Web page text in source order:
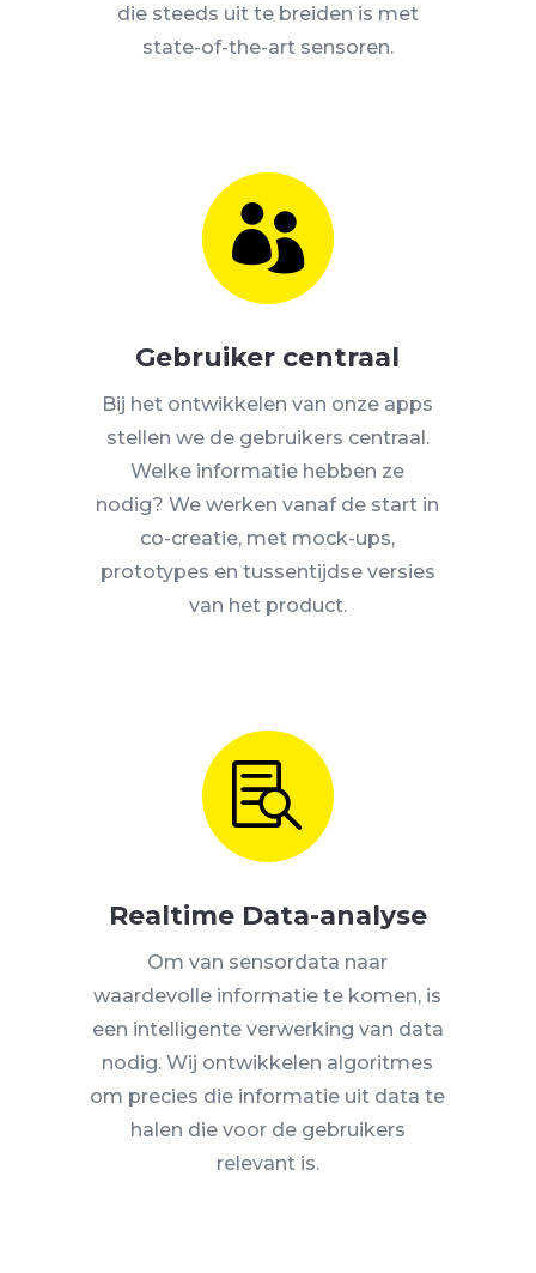
die steeds uit te breiden is met
state-of-the-art sensoren.

Gebruiker centraal
Bij het ontwikkelen van onze apps
stellen we de gebruikers centraal.
Welke informatie hebben ze
nodig? We werken vanaf de start in
co-creatie, met mock-ups,
prototypes en tussentijdse versies
van het product.

Realtime Data-analyse
Om van sensordata naar
waardevolle informatie te komen, is
een intelligente verwerking van data
nodig. Wij ontwikkelen algoritmes
om precies die informatie uit data te
halen die voor de gebruikers
relevant is.